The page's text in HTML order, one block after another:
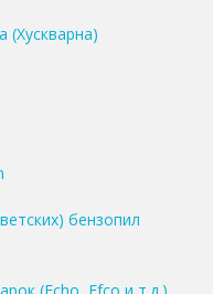
(Хускварна)
бензопил